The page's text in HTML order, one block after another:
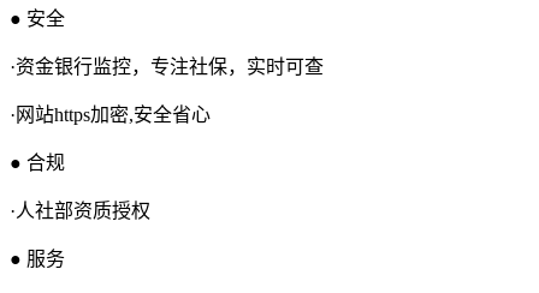
● 安全
·资金银行监控，专注社保，实时可查
·网站https加密,安全省心
● 合规
·人社部资质授权
● 服务